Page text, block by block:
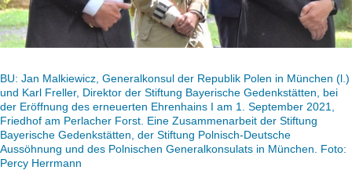
BU: Jan Malkiewicz, Generalkonsul der Republik Polen in München (l.)
und Karl Freller, Direktor der Stiftung Bayerische Gedenkstätten, bei
der Eröffnung des erneuerten Ehrenhains I am 1. September 2021,
Friedhof am Perlacher Forst. Eine Zusammenarbeit der Stiftung
Bayerische Gedenkstätten, der Stiftung Polnisch-Deutsche
Aussöhnung und des Polnischen Generalkonsulats in München. Foto:
Percy Herrmann